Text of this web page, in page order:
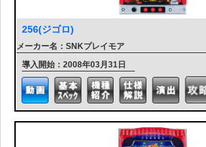
256(ジゴロ)
メーカー名：SNKプレイモア
導入開始：2008年03月31日